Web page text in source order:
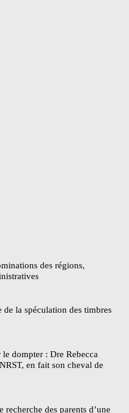
des régions,
la spéculation des timbres
dompter : Dre Rebecca
en fait son cheval de
des parents d’une